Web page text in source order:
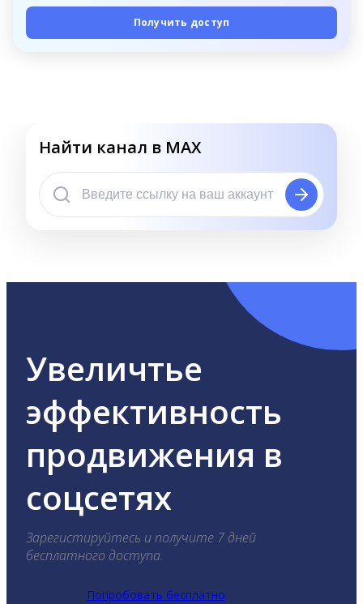
Получить доступ
Найти канал в MAX
Увеличтье
эффективность
продвижения в
соцсетях
Зарегистируйтесь и получите 7 дней
бесплатного доступа.
Попробовать бесплатно